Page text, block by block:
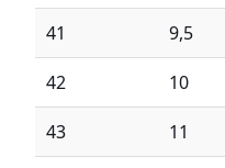
41 9,5
42 10
43 11